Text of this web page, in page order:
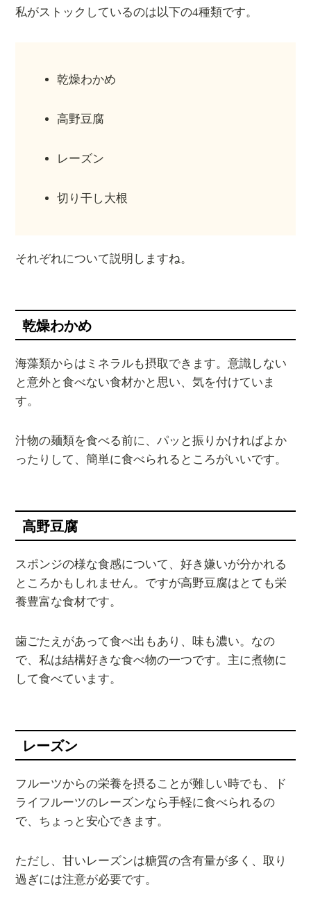
私がストックしているのは以下の4種類です。
乾燥わかめ
高野豆腐
レーズン
切り干し大根
それぞれについて説明しますね。
乾燥わかめ
海藻類からはミネラルも摂取できます。意識しない
と意外と食べない食材かと思い、気を付けていま
す。
汁物の麺類を食べる前に、パッと振りかければよか
ったりして、簡単に食べられるところがいいです。
高野豆腐
スポンジの様な食感について、好き嫌いが分かれる
ところかもしれません。ですが高野豆腐はとても栄
養豊富な食材です。
歯ごたえがあって食べ出もあり、味も濃い。なの
で、私は結構好きな食べ物の一つです。主に煮物に
して食べています。
レーズン
フルーツからの栄養を摂ることが難しい時でも、ド
ライフルーツのレーズンなら手軽に食べられるの
で、ちょっと安心できます。
ただし、甘いレーズンは糖質の含有量が多く、取り
過ぎには注意が必要です。